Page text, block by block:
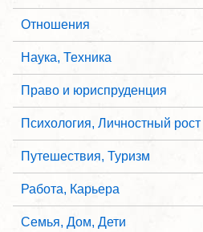
Отношения
Наука, Техника
Право и юриспруденция
Психология, Личностный рост
Путешествия, Туризм
Работа, Карьера
Семья, Дом, Дети